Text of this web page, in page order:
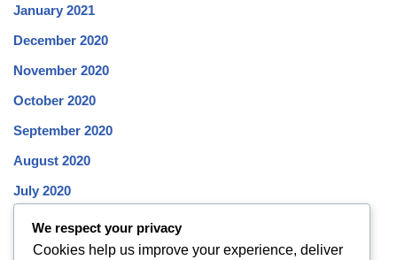
January 2021
December 2020
November 2020
October 2020
September 2020
August 2020
July 2020
June 2020
May 2020
We respect your privacy
Cookies help us improve your experience, deliver